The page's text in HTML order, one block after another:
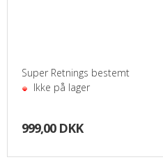
Super Retnings bestemt
Ikke på lager
999,00 DKK